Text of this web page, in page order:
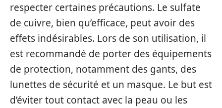
respecter certaines précautions. Le sulfate
de cuivre, bien qu’efficace, peut avoir des
effets indésirables. Lors de son utilisation, il
est recommandé de porter des équipements
de protection, notamment des gants, des
lunettes de sécurité et un masque. Le but est
d’éviter tout contact avec la peau ou les